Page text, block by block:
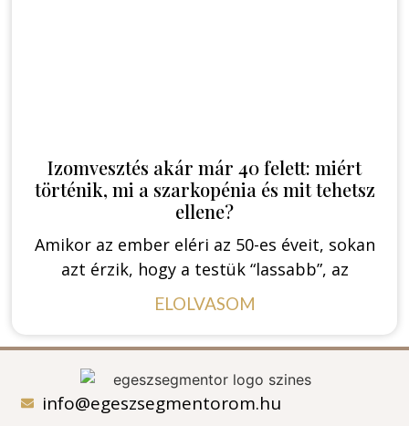
Izomvesztés akár már 40 felett: miért
történik, mi a szarkopénia és mit tehetsz
ellene?
Amikor az ember eléri az 50-es éveit, sokan
azt érzik, hogy a testük “lassabb”, az
ELOLVASOM
info@egeszsegmentorom.hu